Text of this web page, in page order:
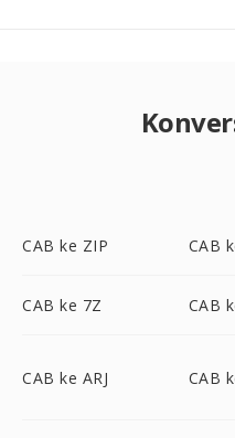
CAB ke ZIP CAB
CAB ke 7Z CAB
CAB ke ARJ CAB